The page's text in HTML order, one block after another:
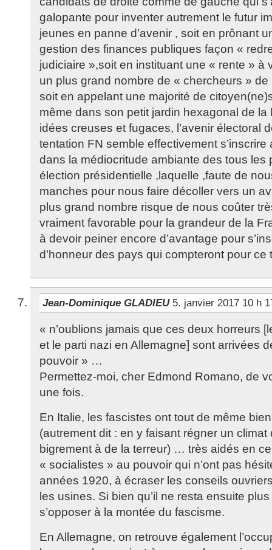
galopante pour inventer autrement le futur
jeunes en panne d’avenir , soit en prônant
gestion des finances publiques façon «
judiciaire »,soit en instituant une « rente » à
un plus grand nombre de « chercheurs »
soit en appelant une majorité de
même dans son petit jardin hexagonal de la
idées creuses et fugaces, l’avenir électoral
tentation FN semble effectivement
dans la médiocritude ambiante des tous les
élection présidentielle ,laquelle ,faute de
manches pour nous faire décoller vers un
plus grand nombre risque de nous coûter
vraiment favorable pour la grandeur de la
à devoir peiner encore d’avantage pour
d’honneur des pays qui compteront pour ce
Jean-Dominique GLADIEU 5. janvier 2017 10 h
« n’oublions jamais que ces deux horreurs
et le parti nazi en Allemagne] sont arrivées
pouvoir » …
Permettez-moi, cher Edmond Romano, de
une fois.
En Italie, les fascistes ont tout de même
(autrement dit : en y faisant régner un climat
bigrement à de la terreur) … très aidés en
« socialistes » au pouvoir qui n’ont pas
années 1920, à écraser les conseils
les usines. Si bien qu’il ne resta ensuite
s’opposer à la montée du fascisme.
En Allemagne, on retrouve également